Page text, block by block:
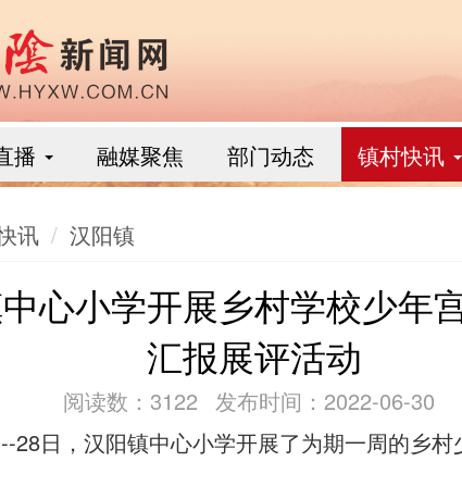
播 融媒聚焦 部门动态 镇村快讯
讯 汉阳镇
心小学开展乡村学校少年
汇报展评活动
阅读数：3122 发布时间：2022-06-30
28日，汉阳镇中心小学开展了为期一周的乡